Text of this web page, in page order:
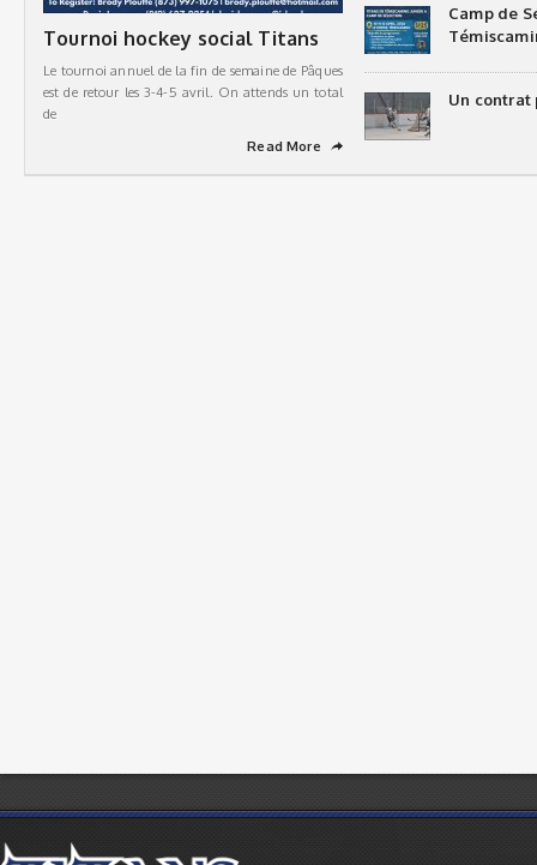
Tournoi hockey social Titans
Le tournoi annuel de la fin de semaine de Pâques
est de retour les 3-4-5 avril. On attends un total
de
Read More
➦
Camp de
Un contrat